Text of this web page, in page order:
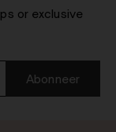
or exclusive
Abonneer